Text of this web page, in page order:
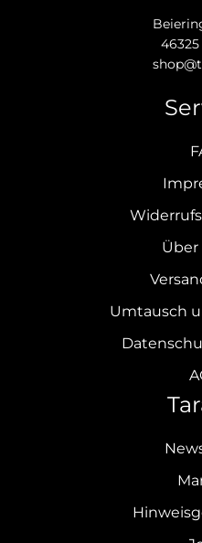
Über
Umtausch